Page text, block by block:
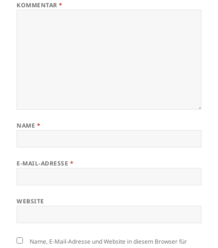
KOMMENTAR*
NAME *
E-MAIL-ADRESSE *
WEBSITE
Name, E-Mail-Adresse und Website in diesem Browser für